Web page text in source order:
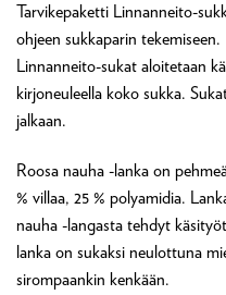
Tarvikepaketti Linnanneito-
ohjeen sukkaparin tekemiseen.
Linnanneito-sukat aloitetaan
kirjoneuleella koko sukka.
jalkaan.
Roosa nauha -lanka on
% villaa, 25 % polyamidia.
nauha -langasta tehdyt
lanka on sukaksi neulottuna
sirompaankin kenkään.